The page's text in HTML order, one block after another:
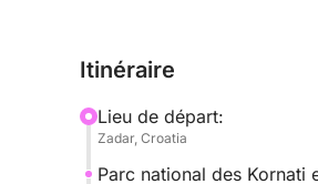
Il est équipé d'un bimini,
haut-parleurs,
Itinéraire
Lieu de départ:
Zadar, Croatia
Parc national des Kornati